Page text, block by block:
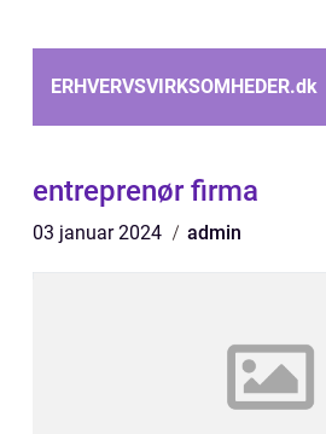
ERHVERVSVIRKSOMHEDER.dk
entreprenør firma
03 januar 2024 admin